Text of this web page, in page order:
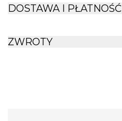
DOSTAWA I PŁATNOŚĆ
ZWROTY